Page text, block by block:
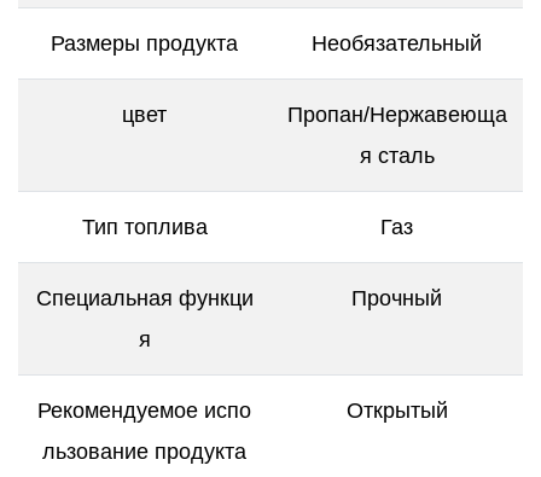
Размеры продукта Необязательный
цвет
Пропан/Нержавеюща
я сталь
Тип топлива Газ
Специальная функци
я
Прочный
Рекомендуемое испо
льзование продукта
Открытый